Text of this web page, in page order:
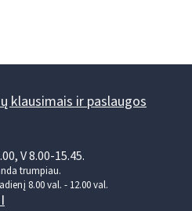
klausimais ir paslaugos
V 8.00-15.45.
trumpiau.
8.00 val. - 12.00 val.